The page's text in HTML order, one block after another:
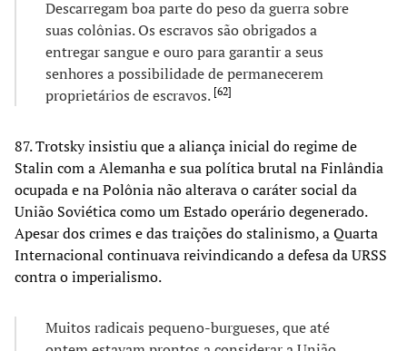
Descarregam boa parte do peso da guerra sobre
suas colônias. Os escravos são obrigados a
entregar sangue e ouro para garantir a seus
senhores a possibilidade de permanecerem
proprietários de escravos. [62]
87. Trotsky insistiu que a aliança inicial do regime de
Stalin com a Alemanha e sua política brutal na Finlândia
ocupada e na Polônia não alterava o caráter social da
União Soviética como um Estado operário degenerado.
Apesar dos crimes e das traições do stalinismo, a Quarta
Internacional continuava reivindicando a defesa da URSS
contra o imperialismo.
Muitos radicais pequeno-burgueses, que até